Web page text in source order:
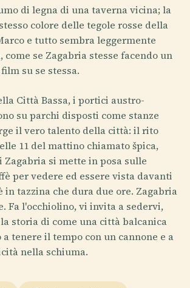
di legna di una taverna vicina; la
colore delle tegole rosse della
e tutto sembra leggermente
come se Zagabria stesse facendo un
su se stessa.
Città Bassa, i portici austro-
su parchi disposti come stanze
il vero talento della città: il rito
11 del mattino chiamato špica,
Zagabria si mette in posa sulle
per vedere ed essere vista davanti
in tazzina che dura due ore. Zagabria
Fa l'occhiolino, vi invita a sedervi,
storia di come una città balcanica
tenere il tempo con un cannone e a
nella schiuma.